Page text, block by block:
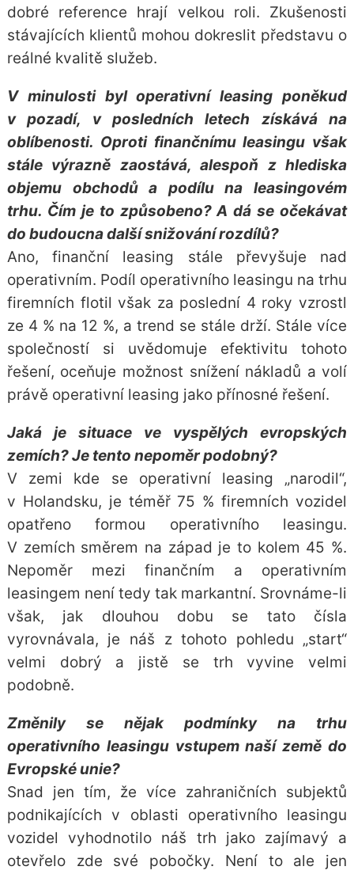
dobré reference hrají velkou roli. Zkušenosti
stávajících klientů mohou dokreslit představu o
reálné kvalitě služeb.
V minulosti byl operativní leasing poněkud
v pozadí, v posledních letech získává na
oblíbenosti. Oproti finančnímu leasingu však
stále výrazně zaostává, alespoň z hlediska
objemu obchodů a podílu na leasingovém
trhu. Čím je to způsobeno? A dá se očekávat
do budoucna další snižování rozdílů?
Ano, finanční leasing stále převyšuje nad
operativním. Podíl operativního leasingu na trhu
firemních flotil však za poslední 4 roky vzrostl
ze 4 % na 12 %, a trend se stále drží. Stále více
společností si uvědomuje efektivitu tohoto
řešení, oceňuje možnost snížení nákladů a volí
právě operativní leasing jako přínosné řešení.
Jaká je situace ve vyspělých evropských
zemích? Je tento nepoměr podobný?
V zemi kde se operativní leasing „narodil“,
v Holandsku, je téměř 75 % firemních vozidel
opatřeno formou operativního leasingu.
V zemích směrem na západ je to kolem 45 %.
Nepoměr mezi finančním a operativním
leasingem není tedy tak markantní. Srovnáme-li
však, jak dlouhou dobu se tato čísla
vyrovnávala, je náš z tohoto pohledu „start“
velmi dobrý a jistě se trh vyvine velmi
podobně.
Změnily se nějak podmínky na trhu
operativního leasingu vstupem naší země do
Evropské unie?
Snad jen tím, že více zahraničních subjektů
podnikajících v oblasti operativního leasingu
vozidel vyhodnotilo náš trh jako zajímavý a
otevřelo zde své pobočky. Není to ale jen